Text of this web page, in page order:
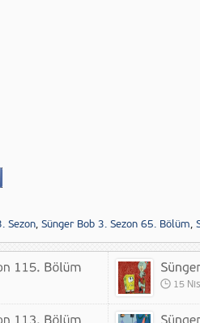
Sezon, Sünger Bob 3. Sezon 65. Bölüm,
15 Nis